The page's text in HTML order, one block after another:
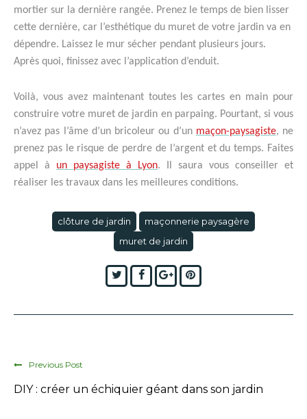
mortier sur la dernière rangée. Prenez le temps de bien lisser
cette dernière, car l’esthétique du muret de votre jardin va en
dépendre. Laissez le mur sécher pendant plusieurs jours.
Après quoi, finissez avec l’application d’enduit.
Voilà, vous avez maintenant toutes les cartes en main pour
construire votre muret de jardin en parpaing. Pourtant, si vous
n’avez pas l’âme d’un bricoleur ou d’un maçon-paysagiste, ne
prenez pas le risque de perdre de l’argent et du temps. Faites
appel à un paysagiste à Lyon. Il saura vous conseiller et
réaliser les travaux dans les meilleures conditions.
clôture de jardin
maçonnerie paysagère
muret de jardin
TwitterFacebook
Google+Pinterest
Previous Post
DIY : créer un échiquier géant dans son jardin